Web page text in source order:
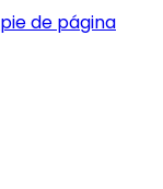
de página